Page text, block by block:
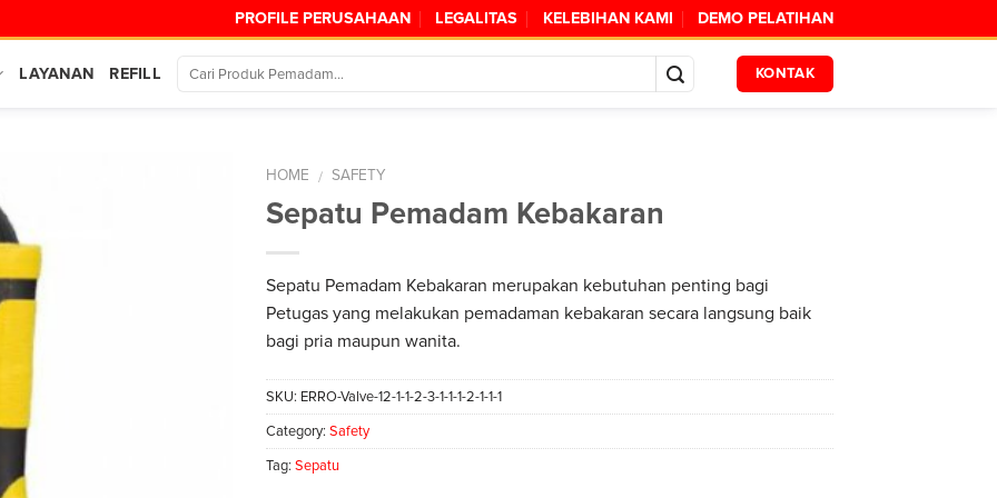
PROFILE PERUSAHAAN LEGALITAS KELEBIHAN KAMI DEMO PELATIHAN
LAYANAN REFILL KONTAK
HOME / SAFETY
Sepatu Pemadam Kebakaran
Sepatu Pemadam Kebakaran merupakan kebutuhan penting bagi
Petugas yang melakukan pemadaman kebakaran secara langsung baik
bagi pria maupun wanita.
SKU: ERRO-Valve-12-1-1-2-3-1-1-1-2-1-1-1
Category: Safety
Tag: Sepatu